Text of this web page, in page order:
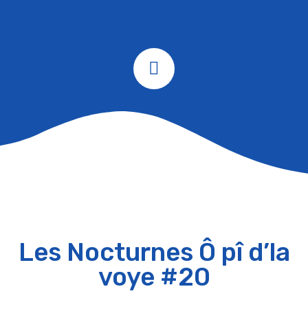
Les Nocturnes Ô pî d’la
voye #20